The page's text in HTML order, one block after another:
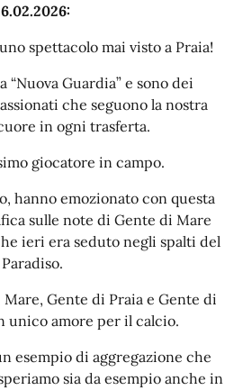
spettacolo mai visto a Praia!
“Nuova Guardia” e sono dei
che seguono la nostra
in ogni trasferta.
giocatore in campo.
hanno emozionato con questa
sulle note di Gente di Mare
ieri era seduto negli spalti del
Paradiso.
Gente di Praia e Gente di
unico amore per il calcio.
esempio di aggregazione che
sia da esempio anche in